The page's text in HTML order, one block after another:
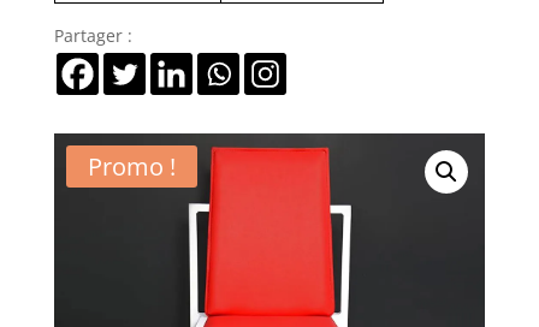
Partager :
Promo !